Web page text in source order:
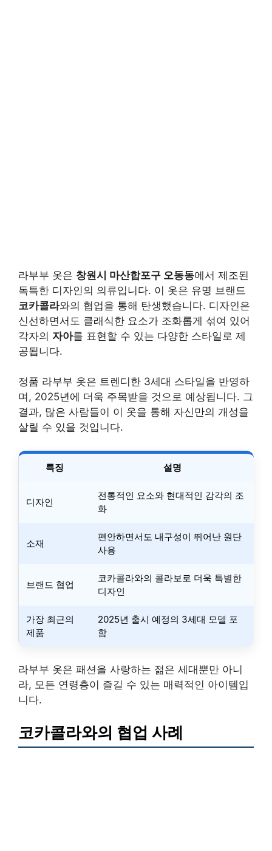
라부부 옷은 창원시 마산합포구 오동동에서 제조된
독특한 디자인의 의류입니다. 이 옷은 유명 브랜드
코카콜라와의 협업을 통해 탄생했습니다. 디자인은
신선하면서도 클래식한 요소가 조화롭게 섞여 있어
각자의 자아를 표현할 수 있는 다양한 스타일로 제
공됩니다.
정품 라부부 옷은 트렌디한 3세대 스타일을 반영하
며, 2025년에 더욱 주목받을 것으로 예상됩니다. 그
결과, 많은 사람들이 이 옷을 통해 자신만의 개성을
살릴 수 있을 것입니다.
특징 설명
디자인
전통적인 요소와 현대적인 감각의 조
화
소재
편안하면서도 내구성이 뛰어난 원단
사용
브랜드 협업
코카콜라와의 콜라보로 더욱 특별한
디자인
가장 최근의
제품
2025년 출시 예정의 3세대 모델 포
함
라부부 옷은 패션을 사랑하는 젊은 세대뿐만 아니
라, 모든 연령층이 즐길 수 있는 매력적인 아이템입
니다.
코카콜라와의 협업 사례